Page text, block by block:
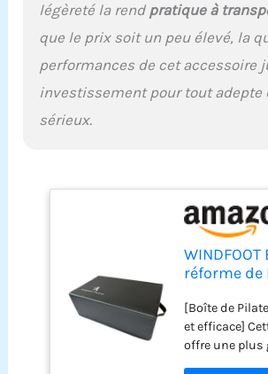
est bonne
types de
réformateurs
le marché, et
excellent
pratique de
légèreté la rend pratique à
que le prix soit un peu élevé, la
performances de cet accessoire
investissement pour tout adepte
sérieux.
réforme de
pour
Pilates,
de Pilates
[Boîte de
et efficace]
offre une plus